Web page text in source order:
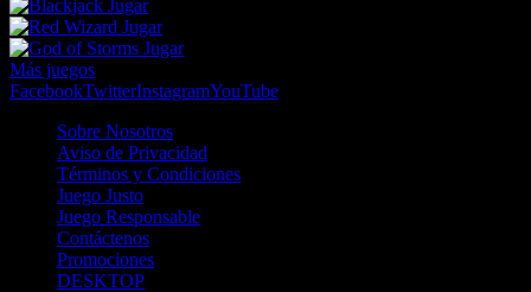
Jugar
Jugar
Jugar
Más juegos
FacebookTwitterInstagramYouTube
Sobre Nosotros
Aviso de Privacidad
Términos y Condiciones
Juego Justo
Juego Responsable
Contáctenos
Promociones
DESKTOP